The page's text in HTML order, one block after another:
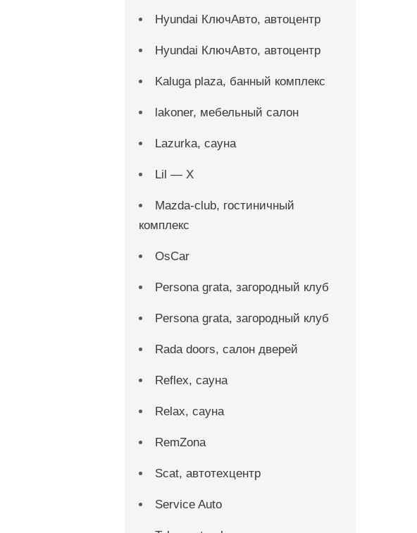
Hyundai КлючАвто, автоцентр
Hyundai КлючАвто, автоцентр
Kaluga plaza, банный комплекс
lakoner, мебельный салон
Lazurka, сауна
Lil — X
Mazda-club, гостиничный
комплекс
OsCar
Persona grata, загородный клуб
Persona grata, загородный клуб
Rada doors, салон дверей
Reflex, сауна
Relax, сауна
RemZona
Scat, автотехцентр
Service Auto